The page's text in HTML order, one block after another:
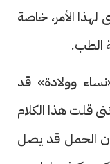
الأمر، خاصة
الطب.
وولادة» قد
قلت هذا الكلام
أن الحمل قد يصل